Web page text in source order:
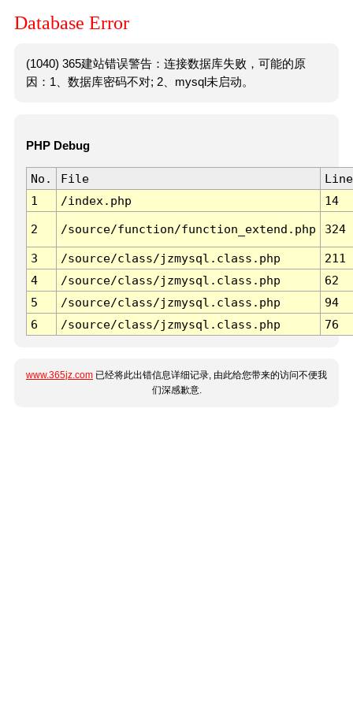
Database Error
(1040) 365建站错误警告：连接数据库失败，可能的原
因：1、数据库密码不对; 2、mysql未启动。
PHP Debug
No. File
Line
1
/index.php 14
2 /source/function/function_extend.php 324
3 /source/class/jzmysql.class.php
211
4
/source/class/jzmysql.class.php
62
5
/source/class/jzmysql.class.php
94
6
/source/class/jzmysql.class.php 76
www.365jz.com 已经将此出错信息详细记录, 由此给您带来的访问不便我
们深感歉意.